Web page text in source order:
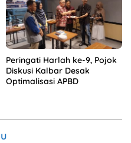
Peringati Harlah ke-9, Pojok
Diskusi Kalbar Desak
Optimalisasi APBD